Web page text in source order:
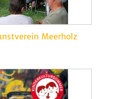
Meerholz